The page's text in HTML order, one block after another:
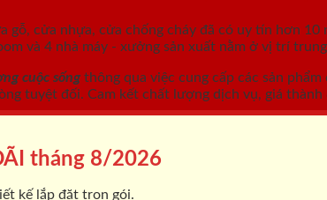
gỗ, cửa nhựa, cửa chống cháy đã có uy tín hơn 10
và 4 nhà máy - xưởng sản xuất nằm ở vị trí
cuộc sống thông qua việc cung cấp các sản
tuyệt đối. Cam kết chất lượng dịch vụ, giá
tháng 8/2026
kế lắp đặt trọn gói.